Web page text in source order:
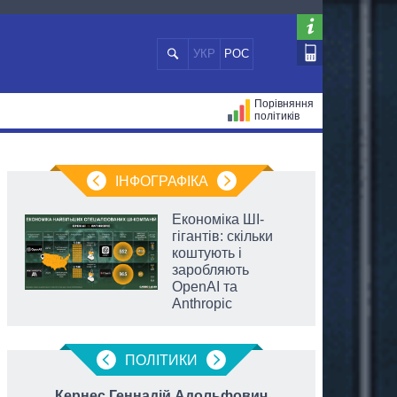
УКР РОС
Порівняння
політиків
ІНФОГРАФІКА
Економіка ШІ-
гігантів: скільки
коштують і
заробляють
OpenAI та
Anthropic
ПОЛIТИКИ